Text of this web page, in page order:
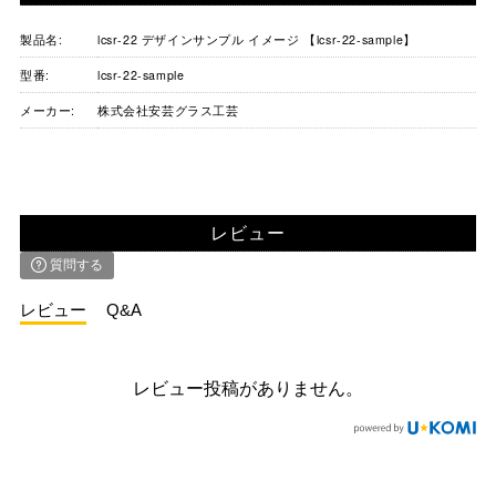
製品名: lcsr-22 デザインサンプル イメージ 【lcsr-22-sample】
型番: lcsr-22-sample
メーカー: 株式会社安芸グラス工芸
レビュー
質問する
レビュー Q&A
レビュー投稿がありません。